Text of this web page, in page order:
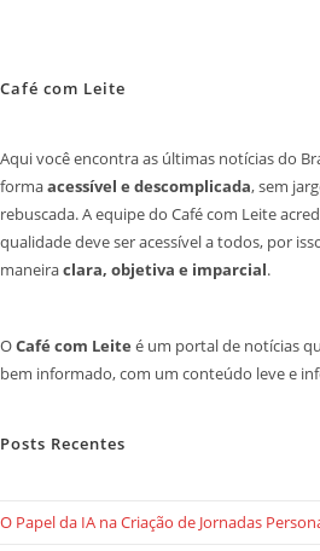
Café com Leite
Aqui você encontra as últimas notícias do
formaacessível e descomplicada, sem
rebuscada. A equipe do Café com Leite
qualidade deve ser acessível a todos, por
maneiraclara, objetiva e imparcial.
OCafé com Leite é um portal de notícias
bem informado, com um conteúdo leve e
Posts Recentes
O Papel da IA na Criação de Jornadas